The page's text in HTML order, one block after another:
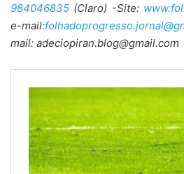
984046835 (Claro) -Site:
e-mail:
mail: adeciopiran.blog@gmail.com